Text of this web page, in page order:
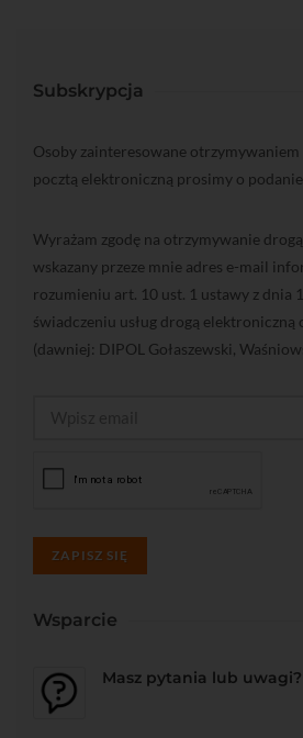
Subskrypcja
Osoby zainteresowane otrzymywaniem
pocztą elektroniczną prosimy o
Wyrażam zgodę na otrzymywanie
wskazany przeze mnie adres e-mail
rozumieniu art. 10 ust. 1 ustawy z dnia
świadczeniu usług drogą elektroniczną
(dawniej: DIPOL Gołaszewski,
ZAPISZ SIĘ
Wsparcie
Masz pytania lub uwagi?